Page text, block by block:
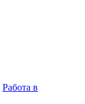
Работа в